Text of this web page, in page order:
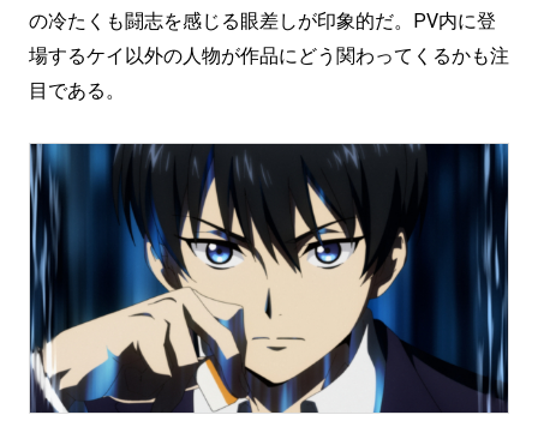
の冷たくも闘志を感じる眼差しが印象的だ。PV内に登
場するケイ以外の人物が作品にどう関わってくるかも注
目である。